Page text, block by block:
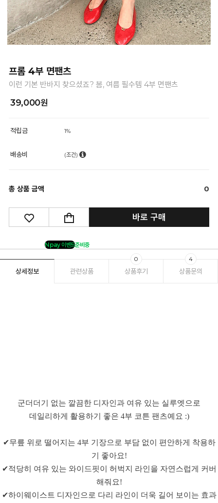
프롬 4부 면팬츠
이런 기본 반바지 찾으셨죠? 봄, 여름 필수템 4부 면팬츠
39,000원
적립금 1%
배송비 (조건)
총 상품 금액 0
바로 구매
Npay 이벤트준비중
상세정보 관련상품 상품후기
0
상품문의
4
군더더기 없는 깔끔한 디자인과 여유 있는 실루엣으로
데일리하게 활용하기 좋은 4부 코튼 팬츠예요 :)
✔무릎 위로 떨어지는 4부 기장으로 부담 없이 편안하게 착용하
기 좋아요!
✔적당히 여유 있는 와이드핏이 허벅지 라인을 자연스럽게 커버
해줘요!
✔하이웨이스트 디자인으로 다리 라인이 더욱 길어 보이는 효과